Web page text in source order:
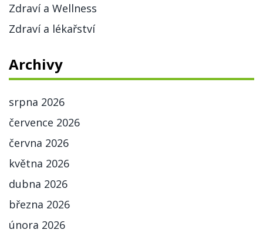
Zdraví a Wellness
Zdraví a lékařství
Archivy
srpna 2026
července 2026
června 2026
května 2026
dubna 2026
března 2026
února 2026